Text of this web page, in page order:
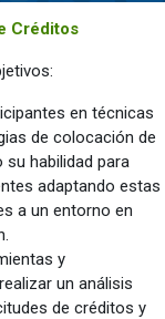
Créditos
en técnicas
de colocación de
habilidad para
adaptando estas
a un entorno en
y
un análisis
de créditos y